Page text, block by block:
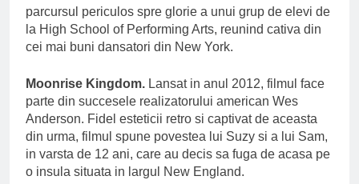
parcursul periculos spre glorie a unui grup de elevi de
la High School of Performing Arts, reunind cativa din
cei mai buni dansatori din New York.
Moonrise Kingdom. Lansat in anul 2012, filmul face
parte din succesele realizatorului american Wes
Anderson. Fidel esteticii retro si captivat de aceasta
din urma, filmul spune povestea lui Suzy si a lui Sam,
in varsta de 12 ani, care au decis sa fuga de acasa pe
o insula situata in largul New England.